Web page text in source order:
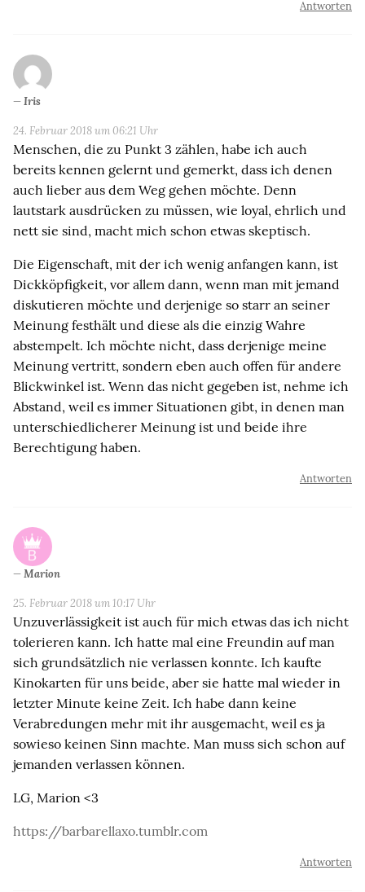
Antworten
Iris
24. Februar 2018 um 06:21 Uhr
Menschen, die zu Punkt 3 zählen, habe ich auch
bereits kennen gelernt und gemerkt, dass ich denen
auch lieber aus dem Weg gehen möchte. Denn
lautstark ausdrücken zu müssen, wie loyal, ehrlich und
nett sie sind, macht mich schon etwas skeptisch.
Die Eigenschaft, mit der ich wenig anfangen kann, ist
Dickköpfigkeit, vor allem dann, wenn man mit jemand
diskutieren möchte und derjenige so starr an seiner
Meinung festhält und diese als die einzig Wahre
abstempelt. Ich möchte nicht, dass derjenige meine
Meinung vertritt, sondern eben auch offen für andere
Blickwinkel ist. Wenn das nicht gegeben ist, nehme ich
Abstand, weil es immer Situationen gibt, in denen man
unterschiedlicherer Meinung ist und beide ihre
Berechtigung haben.
Antworten
Marion
25. Februar 2018 um 10:17 Uhr
Unzuverlässigkeit ist auch für mich etwas das ich nicht
tolerieren kann. Ich hatte mal eine Freundin auf man
sich grundsätzlich nie verlassen konnte. Ich kaufte
Kinokarten für uns beide, aber sie hatte mal wieder in
letzter Minute keine Zeit. Ich habe dann keine
Verabredungen mehr mit ihr ausgemacht, weil es ja
sowieso keinen Sinn machte. Man muss sich schon auf
jemanden verlassen können.
LG, Marion <3
https://barbarellaxo.tumblr.com
Antworten